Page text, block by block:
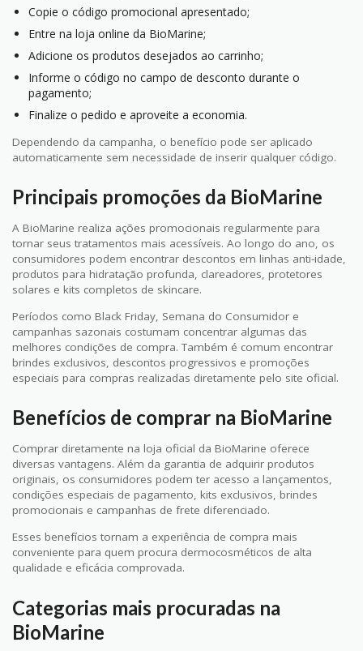
Copie o código promocional apresentado;
Entre na loja online da BioMarine;
Adicione os produtos desejados ao carrinho;
Informe o código no campo de desconto durante o
pagamento;
Finalize o pedido e aproveite a economia.
Dependendo da campanha, o benefício pode ser aplicado
automaticamente sem necessidade de inserir qualquer código.
Principais promoções da BioMarine
A BioMarine realiza ações promocionais regularmente para
tornar seus tratamentos mais acessíveis. Ao longo do ano, os
consumidores podem encontrar descontos em linhas anti-idade,
produtos para hidratação profunda, clareadores, protetores
solares e kits completos de skincare.
Períodos como Black Friday, Semana do Consumidor e
campanhas sazonais costumam concentrar algumas das
melhores condições de compra. Também é comum encontrar
brindes exclusivos, descontos progressivos e promoções
especiais para compras realizadas diretamente pelo site oficial.
Benefícios de comprar na BioMarine
Comprar diretamente na loja oficial da BioMarine oferece
diversas vantagens. Além da garantia de adquirir produtos
originais, os consumidores podem ter acesso a lançamentos,
condições especiais de pagamento, kits exclusivos, brindes
promocionais e campanhas de frete diferenciado.
Esses benefícios tornam a experiência de compra mais
conveniente para quem procura dermocosméticos de alta
qualidade e eficácia comprovada.
Categorias mais procuradas na
BioMarine